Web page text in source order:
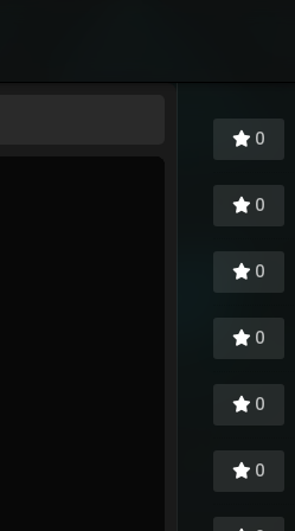
0
0
0
0
0
0